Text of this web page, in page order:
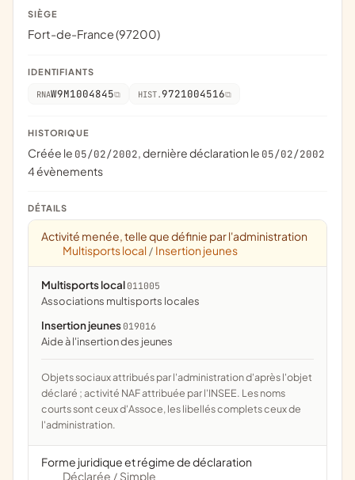
SIÈGE
Fort-de-France (97200)
IDENTIFIANTS
RNAW9M1004845 HIST.9721004516
HISTORIQUE
Créée le 05/02/2002, dernière déclaration le 05/02/2002
4 évènements
DÉTAILS
Activité menée, telle que définie par l'administration
Multisports local / Insertion jeunes
Multisports local 011005
associations multisports locales
Insertion jeunes 019016
aide à l'insertion des jeunes
Objets sociaux attribués par l'administration d'après l'objet
déclaré ; activité NAF attribuée par l'INSEE. Les noms
courts sont ceux d'Assoce, les libellés complets ceux de
l'administration.
Forme juridique et régime de déclaration
Déclarée / Simple